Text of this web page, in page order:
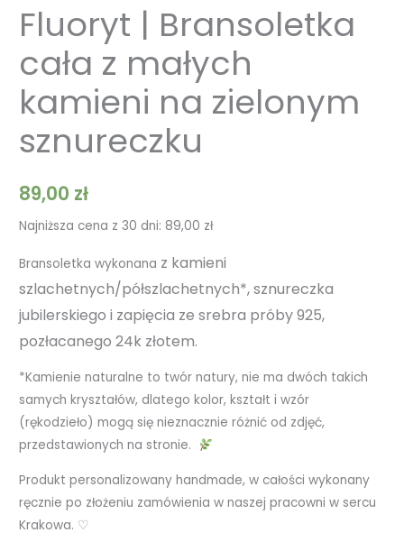
Fluoryt | Bransoletka
cała z małych
kamieni na zielonym
sznureczku
89,00 zł
Najniższa cena z 30 dni: 89,00 zł
Bransoletka wykonana z kamieni
szlachetnych/półszlachetnych*, sznureczka
jubilerskiego i zapięcia ze srebra próby 925,
pozłacanego 24k złotem.
*Kamienie naturalne to twór natury, nie ma dwóch takich
samych kryształów, dlatego kolor, kształt i wzór
(rękodzieło) mogą się nieznacznie różnić od zdjęć,
przedstawionych na stronie.
Produkt personalizowany handmade, w całości wykonany
ręcznie po złożeniu zamówienia w naszej pracowni w sercu
Krakowa. ♡